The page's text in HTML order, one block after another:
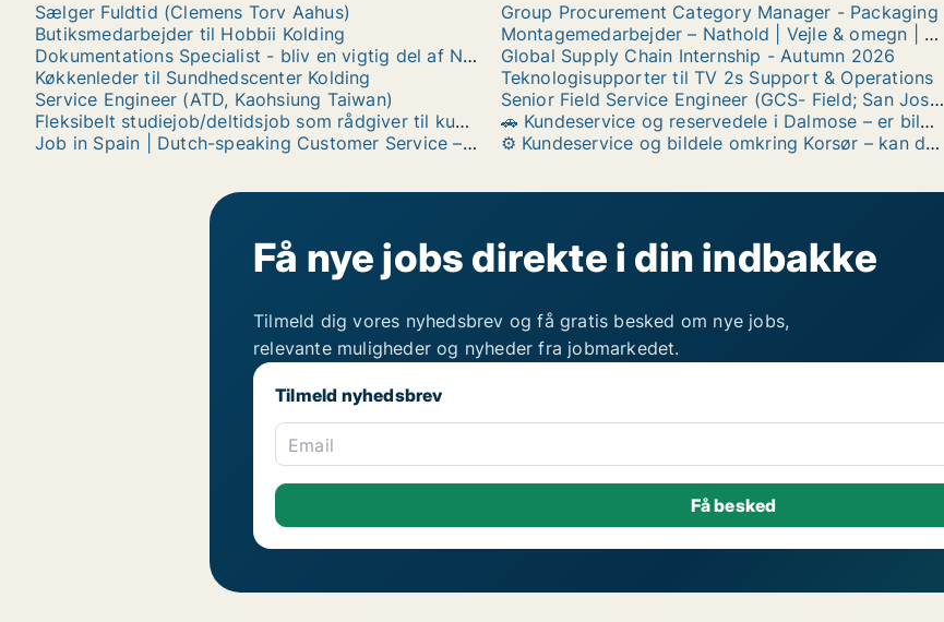
Sælger Fuldtid (Clemens Torv Aahus) Group Procurement Category Manager - Packaging
Butiksmedarbejder til Hobbii Kolding
Montagemedarbejder – Nathold | Vejle & omegn | Bliv en del af vores stærke kandidatpulje
Dokumentations Specialist - bliv en vigtig del af N1's rejse mod fremtidens el distribution
Global Supply Chain Internship - Autumn 2026
Køkkenleder til Sundhedscenter Kolding
Teknologisupporter til TV 2s Support & Operations
Service Engineer (ATD, Kaohsiung Taiwan)
Senior Field Service Engineer (GCS- Field; San Jose, CA)
Fleksibelt studiejob/deltidsjob som rådgiver til kundeservice
🚗 Kundeservice og reservedele i Dalmose – er biler mere hobby end transportmiddel for dig? 🚗
Job in Spain | Dutch-speaking Customer Service – Alicante & Málaga | 3 months paid accommodation | Full-time OR part-...
⚙️ Kundeservice og bildele omkring Korsør – kan du høre på folk hvilken bil de kører i? ⚙️
Få nye jobs direkte i din indbakke
Tilmeld dig vores nyhedsbrev og få gratis besked om nye jobs,
relevante muligheder og nyheder fra jobmarkedet.
Tilmeld nyhedsbrev
Email